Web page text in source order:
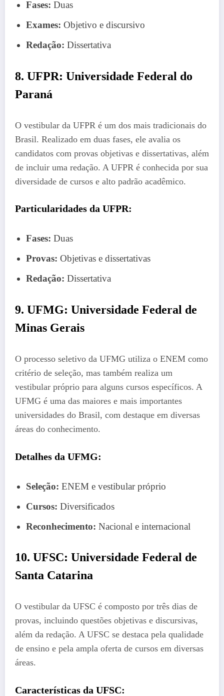
Fases: Duas
Exames: Objetivo e discursivo
Redação: Dissertativa
8. UFPR: Universidade Federal do
Paraná
O vestibular da UFPR é um dos mais tradicionais do
Brasil. Realizado em duas fases, ele avalia os
candidatos com provas objetivas e dissertativas, além
de incluir uma redação. A UFPR é conhecida por sua
diversidade de cursos e alto padrão acadêmico.
Particularidades da UFPR:
Fases: Duas
Provas: Objetivas e dissertativas
Redação: Dissertativa
9. UFMG: Universidade Federal de
Minas Gerais
O processo seletivo da UFMG utiliza o ENEM como
critério de seleção, mas também realiza um
vestibular próprio para alguns cursos específicos. A
UFMG é uma das maiores e mais importantes
universidades do Brasil, com destaque em diversas
áreas do conhecimento.
Detalhes da UFMG:
Seleção: ENEM e vestibular próprio
Cursos: Diversificados
Reconhecimento: Nacional e internacional
10. UFSC: Universidade Federal de
Santa Catarina
O vestibular da UFSC é composto por três dias de
provas, incluindo questões objetivas e discursivas,
além da redação. A UFSC se destaca pela qualidade
de ensino e pela ampla oferta de cursos em diversas
áreas.
Características da UFSC: